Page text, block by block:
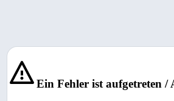
Ein Fehler ist aufgetreten /